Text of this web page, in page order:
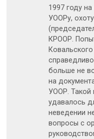
1997 году
УООРу,
КРООР.
больше не
на
УООР. Такой
удавалось
неведении
вопросы с